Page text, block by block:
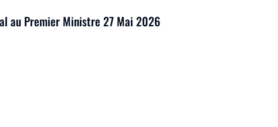
au Premier Ministre 27 Mai 2026